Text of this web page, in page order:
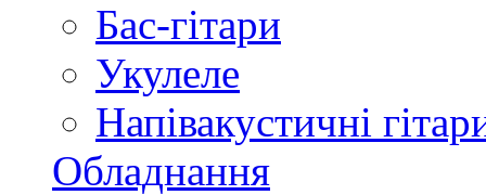
Бас-гітари
Укулеле
Напівакустичні
Обладнання